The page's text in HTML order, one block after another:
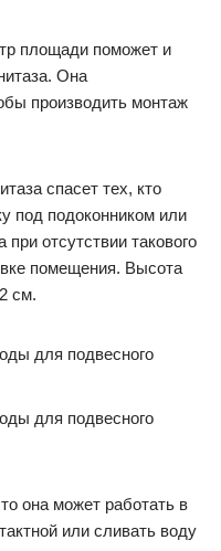
площади поможет и
Она
производить монтаж
спасет тех, кто
под подоконником или
отсутствии такового
помещения. Высота
см.
она может работать в
или сливать воду